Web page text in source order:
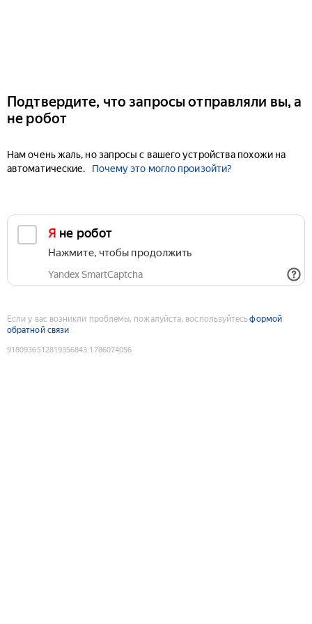
Подтвердите, что запросы отправляли вы, а
не робот
Нам очень жаль, но запросы с вашего устройства похожи на
автоматические.
Почему это могло произойти?
Я не робот
Нажмите, чтобы продолжить
Yandex SmartCaptcha
Если у вас возникли проблемы, пожалуйста, воспользуйтесьформой
обратной связи
9180936512819356843:1786074056